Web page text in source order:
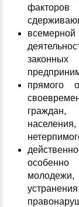
прямого
граждан,